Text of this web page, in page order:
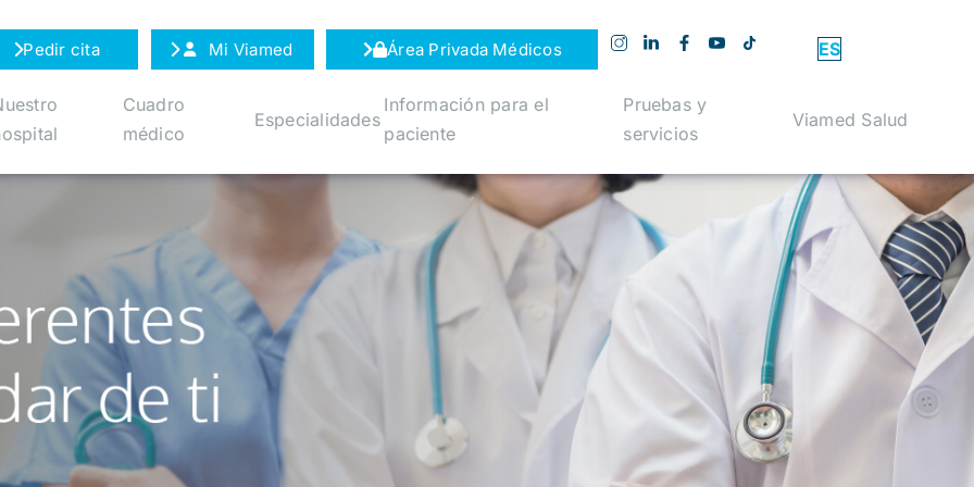
Pedir cita Mi Viamed Área Privada Médicos ES
Cuadro
médico
Especialidades
Información para el
paciente
Pruebas y
servicios
Viamed Salud